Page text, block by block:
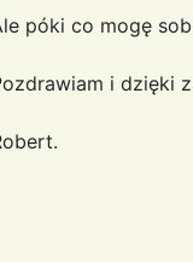
póki co mogę
i dzięki